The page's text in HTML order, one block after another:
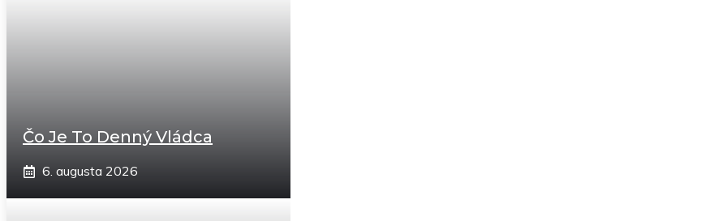
Čo Je To Denný Vládca
6. augusta 2026